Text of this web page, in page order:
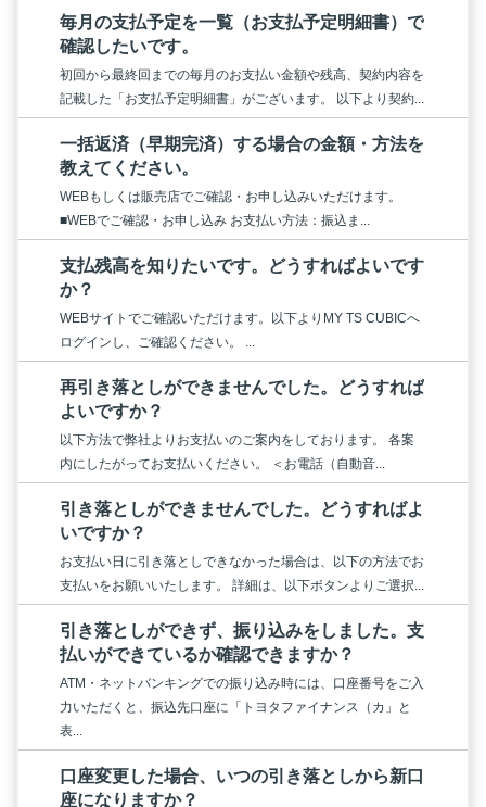
毎月の支払予定を一覧（お支払予定明細書）で
確認したいです。
初回から最終回までの毎月のお支払い金額や残高、契約内容を
記載した「お支払予定明細書」がございます。 以下より契約...
一括返済（早期完済）する場合の金額・方法を
教えてください。
WEBもしくは販売店でご確認・お申し込みいただけます。
■WEBでご確認・お申し込み お支払い方法：振込ま...
支払残高を知りたいです。どうすればよいです
か？
WEBサイトでご確認いただけます。以下よりMY TS CUBICへ
ログインし、ご確認ください。 ...
再引き落としができませんでした。どうすれば
よいですか？
以下方法で弊社よりお支払いのご案内をしております。 各案
内にしたがってお支払いください。 ＜お電話（自動音...
引き落としができませんでした。どうすればよ
いですか？
お支払い日に引き落としできなかった場合は、以下の方法でお
支払いをお願いいたします。 詳細は、以下ボタンよりご選択...
引き落としができず、振り込みをしました。支
払いができているか確認できますか？
ATM・ネットバンキングでの振り込み時には、口座番号をご入
力いただくと、振込先口座に「トヨタファイナンス（カ」と
表...
口座変更した場合、いつの引き落としから新口
座になりますか？